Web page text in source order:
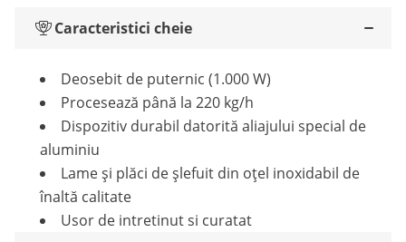
Caracteristici cheie
Deosebit de puternic (1.000 W)
Procesează până la 220 kg/h
Dispozitiv durabil datorită aliajului special de
aluminiu
Lame și plăci de șlefuit din oțel inoxidabil de
înaltă calitate
Usor de intretinut si curatat